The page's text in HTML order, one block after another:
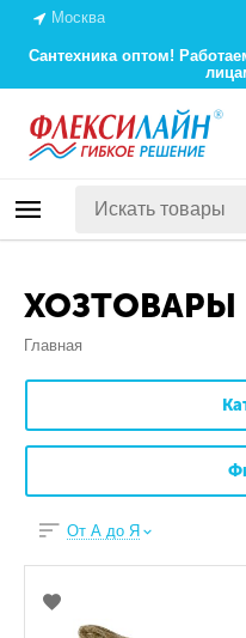
Москва
Сантехника оптом!
ХОЗТОВАРЫ
Главная
От А до Я